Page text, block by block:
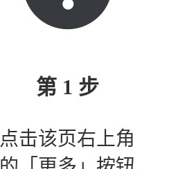
第 1 步
点击该页右上角